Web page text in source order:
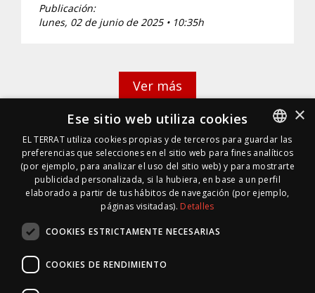
Publicación:
lunes, 02 de junio de 2025 • 10:35h
Ver más
SPANISH
SPANISH
×
Ese sitio web utiliza cookies
EL TERRAT utiliza cookies propias y de terceros para guardar las
preferencias que selecciones en el sitio web para fines analíticos
(por ejemplo, para analizar el uso del sitio web) y para mostrarte
publicidad personalizada, si la hubiera, en base a un perfil
elaborado a partir de tus hábitos de navegación (por ejemplo,
páginas visitadas). Detalles
COOKIES ESTRICTAMENTE NECESARIAS
COOKIES DE RENDIMIENTO